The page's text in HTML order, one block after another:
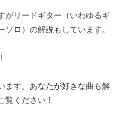
がリードギター（いわゆるギ
ソロ）の解説もしています。
ます。あなたが好きな曲も解
覧ください！